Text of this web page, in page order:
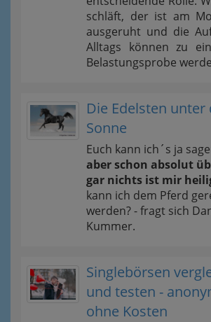
schläft, der ist am
ausgeruht und die
Alltags können zu
Belastungsprobe
Die Edelsten unter
Sonne
Euch kann ich´s ja
aber schon absolut
gar nichts ist mir
kann ich dem Pferd
werden? - fragt sich
Kummer.
Singlebörsen
und testen -
ohne Kosten